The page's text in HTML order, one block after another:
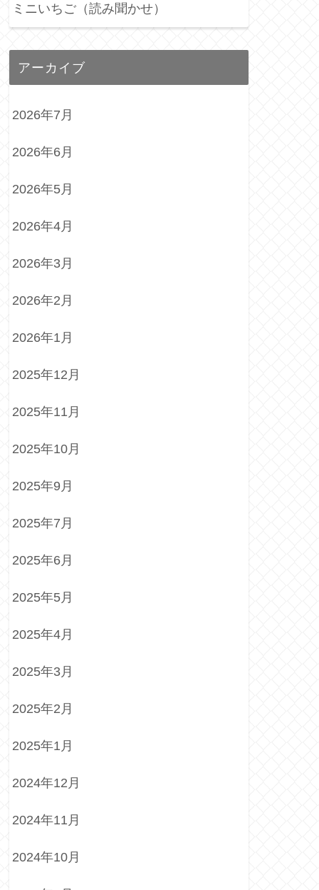
ミニいちご（読み聞かせ）
アーカイブ
2026年7月
2026年6月
2026年5月
2026年4月
2026年3月
2026年2月
2026年1月
2025年12月
2025年11月
2025年10月
2025年9月
2025年7月
2025年6月
2025年5月
2025年4月
2025年3月
2025年2月
2025年1月
2024年12月
2024年11月
2024年10月